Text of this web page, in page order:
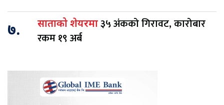
७. साताको शेयरमा३५ अंकको गिरावट, कारोबार
रकम १९ अर्ब